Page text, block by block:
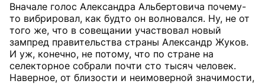
Вначале голос Александра Альбертовича почему-
то вибрировал, как будто он волновался. Ну, не от
того же, что в совещании участвовал новый
зампред правительства страны Александр Жуков.
И уж, конечно, не потому, что по стране на
селекторное собрали почти сто тысяч человек.
Наверное, от близости и неимоверной значимости,